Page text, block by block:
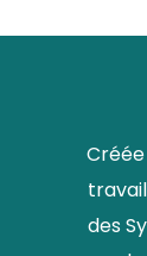
Créée
des